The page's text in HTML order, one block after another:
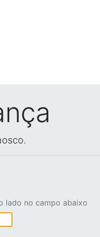
lado no campo abaixo